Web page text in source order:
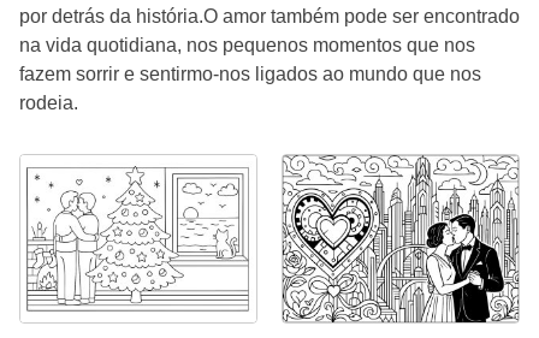
por detrás da história.O amor também pode ser encontrado
na vida quotidiana, nos pequenos momentos que nos
fazem sorrir e sentirmo-nos ligados ao mundo que nos
rodeia.